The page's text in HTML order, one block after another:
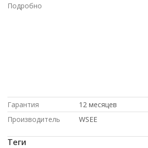
Подробно
Гарантия
12 месяцев
Производитель
WSEE
Теги